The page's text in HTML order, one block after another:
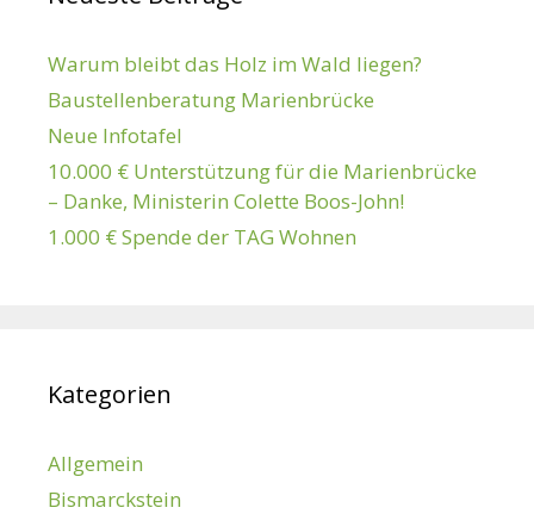
Warum bleibt das Holz im Wald liegen?
Baustellenberatung Marienbrücke
Neue Infotafel
10.000 € Unterstützung für die Marienbrücke
– Danke, Ministerin Colette Boos-John!
1.000 € Spende der TAG Wohnen
Kategorien
Allgemein
Bismarckstein